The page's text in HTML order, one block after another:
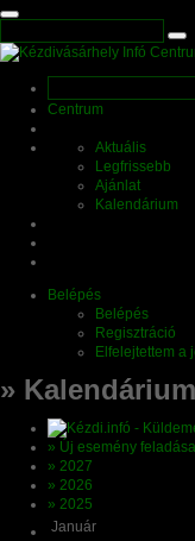
Centrum
Aktuális
Legfrissebb
Ajánlat
Kalendárium
Belépés
Belépés
Regisztráció
Elfelejtettem a
» Kalendárium
» Új esemény feladása
» 2027
» 2026
» 2025
Január